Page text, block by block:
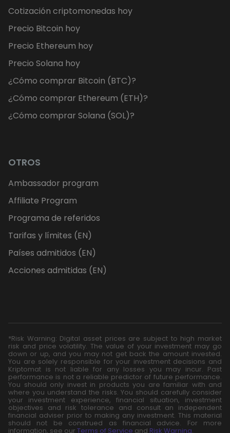
Cotización criptomonedas hoy
Precio Bitcoin hoy
Precio Ethereum hoy
Precio Solana hoy
¿Cómo comprar Bitcoin (BTC)?
¿Cómo comprar Ethereum (ETH)?
¿Cómo comprar Solana (SOL)?
OTROS
Ambassador program
Affiliate Program
Programa de referidos
Tarifas y límites (EN)
Países admitidos (EN)
Acciones admitidas (EN)
*Risk Warning: Digital asset prices are subject to high market
risk and price volatility. The value of your investment may go
down or up, and you may not get back the amount invested.
You are solely responsible for your investment decisions and
Kriptomat is not liable for any losses you may incur. Past
performance is not a reliable predictor of future performance.
You should only invest in products you are familiar with and
where you understand the risks. You should carefully consider
your investment experience, financial situation, investment
objectives and risk tolerance and consult an independent
financial adviser prior to making any investment. This material
should not be construed as financial advice. For more
information, see our Terms of Service and Risk Warning.